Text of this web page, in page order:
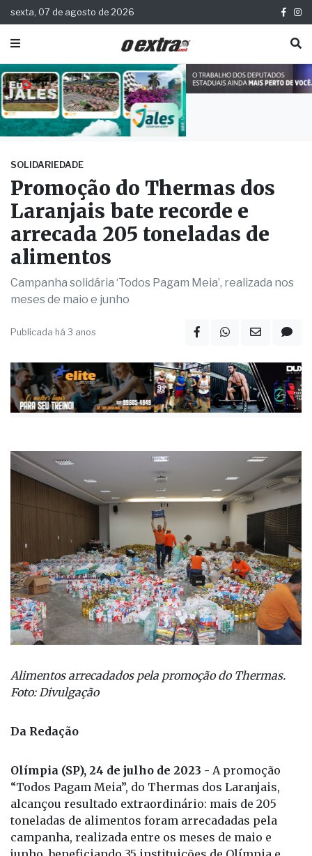
sexta, 07 de agosto de 2026
SOLIDARIEDADE
Promoção do Thermas dos
Laranjais bate recorde e
arrecada 205 toneladas de
alimentos
Campanha solidária ‘Todos Pagam Meia’, realizada nos
meses de maio e junho
Publicada há 3 anos
Alimentos arrecadados pela promoção do Thermas.
Foto: Divulgação
Da Redação
Olímpia (SP), 24 de julho de 2023 -
toneladas de alimentos foram arrecadadas pela
campanha, realizada entre os meses de maio e
junho, beneficiando 35 instituições de Olímpia e
região (veja lista abaixo), além de fornecer 1.200
cestas básicas para famílias carentes da cidade.